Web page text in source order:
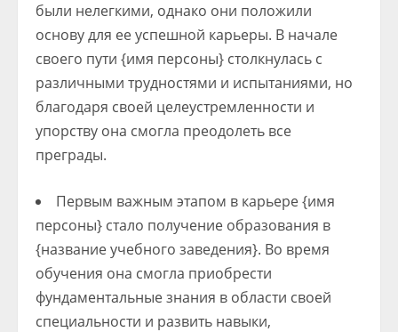
были нелегкими, однако они положили
основу для ее успешной карьеры. В начале
своего пути {имя персоны} столкнулась с
различными трудностями и испытаниями, но
благодаря своей целеустремленности и
упорству она смогла преодолеть все
преграды.
Первым важным этапом в карьере {имя
персоны} стало получение образования в
{название учебного заведения}. Во время
обучения она смогла приобрести
фундаментальные знания в области своей
специальности и развить навыки,